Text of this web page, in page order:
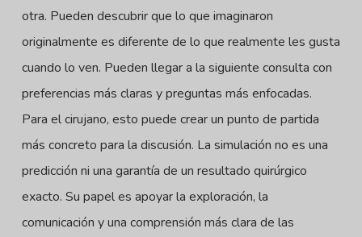
otra. Pueden descubrir que lo que imaginaron
originalmente es diferente de lo que realmente les gusta
cuando lo ven. Pueden llegar a la siguiente consulta con
preferencias más claras y preguntas más enfocadas.
Para el cirujano, esto puede crear un punto de partida
más concreto para la discusión. La simulación no es una
predicción ni una garantía de un resultado quirúrgico
exacto. Su papel es apoyar la exploración, la
comunicación y una comprensión más clara de las